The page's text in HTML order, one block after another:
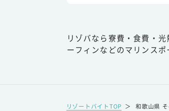
リゾバなら寮費・食費・
ーフィンなどのマリンス
リゾートバイトTOP ＞ 和歌山県